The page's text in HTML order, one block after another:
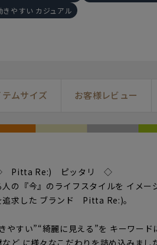
きやすい カジュアル
テムサイズ お客様レビュー
Re:) ピッタリ ◇
人の『今』のライフスタイルを イメー
追求した ブランド Pitta Re:)。
やすい”“綺麗に見える”を キーワード
ど に様々なこだわりを詰め込みまし